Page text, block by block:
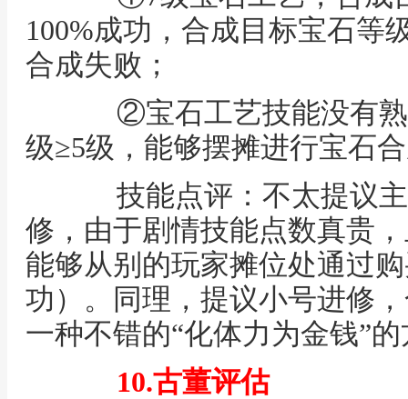
100%成功，合成目标宝石等
合成失败；
②宝石工艺技能没有熟
级≥5级，能够摆摊进行宝石
技能点评：不太提议主
修，由于剧情技能点数真贵
能够从别的玩家摊位处通过
功）。同理，提议小号进修
一种不错的“化体力为金钱”
10.古董评估